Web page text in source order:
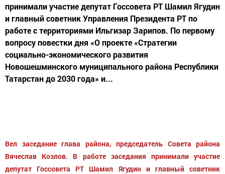
принимали участие депутат Госсовета РТ Шамил Ягудин
и главный советник Управления Президента РТ по
работе с территориями Ильгизар Зарипов. По первому
вопросу повестки дня «О проекте «Стратегии
социально-экономического развития
Новошешминского муниципального района Республики
Татарстан до 2030 года» и...
Вел заседание глава района, председатель Совета района
Вячеслав Козлов. В работе заседания принимали участие
депутат Госсовета РТ Шамил Ягудин и главный советник